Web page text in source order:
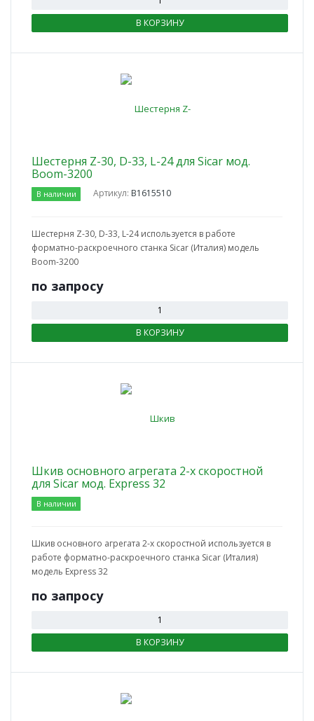
В КОРЗИНУ
Шестерня Z-30, D-33, L-24 для Sicar мод.
Вoom-3200
В наличии Артикул: B1615510
Шестерня Z-30, D-33, L-24 используется в работе
форматно-раскроечного станка Sicar (Италия) модель
Вoom-3200
по запросу
В КОРЗИНУ
Шкив основного агрегата 2-х скоростной
для Sicar мод. Express 32
В наличии
Шкив основного агрегата 2-х скоростной используется в
работе форматно-раскроечного станка Sicar (Италия)
модель Express 32
по запросу
В КОРЗИНУ